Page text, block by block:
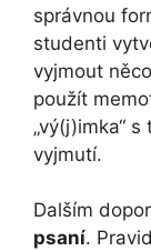
správnou
studenti
vyjmout
použít
„vý(j)imka“
vyjmutí.
Dalším
psaní.